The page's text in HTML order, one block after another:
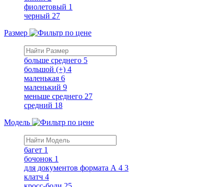
фиолетовый 1
черный 27
Размер
больше среднего 5
большой (+) 4
маленькая 6
маленький 9
меньше среднего 27
средний 18
Модель
багет 1
бочонок 1
для документов формата А 4 3
клатч 4